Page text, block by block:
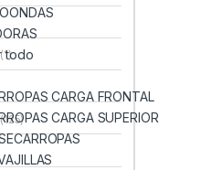
todo
CARGA FRONTAL
CARGA SUPERIOR
(1)
(125)